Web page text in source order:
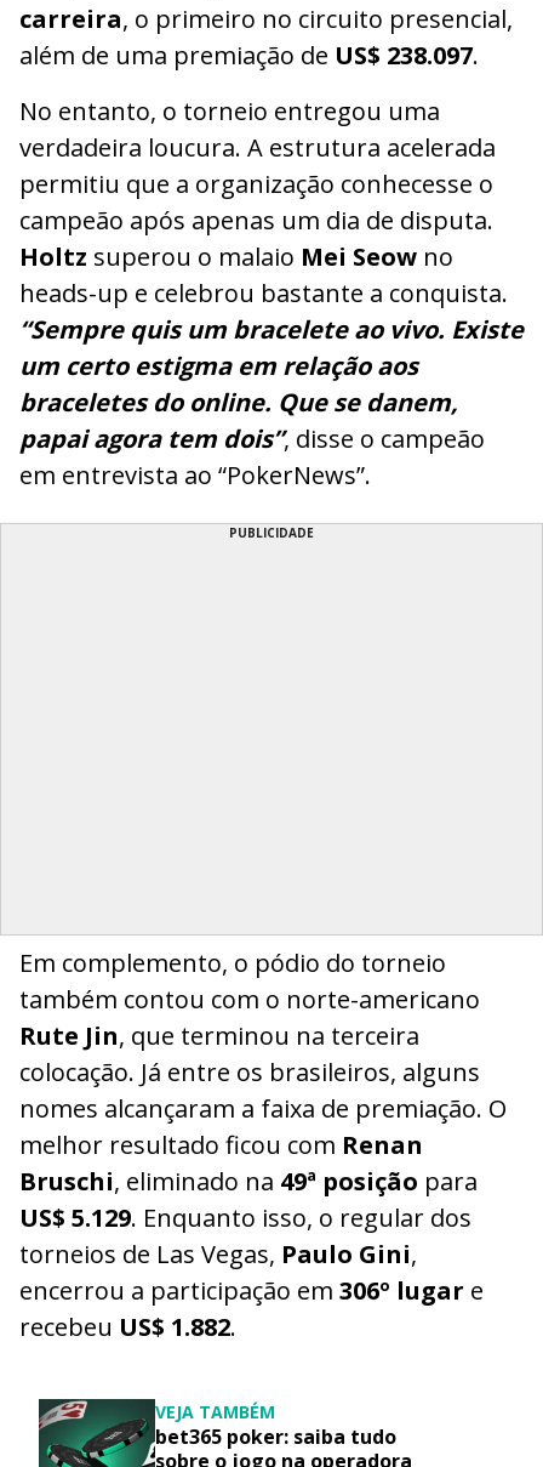
carreira, o primeiro no circuito presencial,
além de uma premiação de US$ 238.097.
No entanto, o torneio entregou uma
verdadeira loucura. A estrutura acelerada
permitiu que a organização conhecesse o
campeão após apenas um dia de disputa.
Holtz superou o malaio Mei Seow no
heads-up e celebrou bastante a conquista.
“Sempre quis um bracelete ao vivo. Existe
um certo estigma em relação aos
braceletes do online. Que se danem,
papai agora tem dois”, disse o campeão
em entrevista ao “PokerNews”.
PUBLICIDADE
Em complemento, o pódio do torneio
também contou com o norte-americano
Rute Jin, que terminou na terceira
colocação. Já entre os brasileiros, alguns
nomes alcançaram a faixa de premiação. O
melhor resultado ficou com Renan
Bruschi, eliminado na 49ª posição para
US$ 5.129. Enquanto isso, o regular dos
torneios de Las Vegas, Paulo Gini,
encerrou a participação em 306º lugar e
recebeu US$ 1.882.
VEJA TAMBÉM
bet365 poker: saiba tudo
sobre o jogo na operadora